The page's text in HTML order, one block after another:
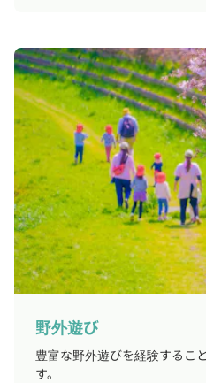
野外遊び
豊富な野外遊びを経験するこ
す。